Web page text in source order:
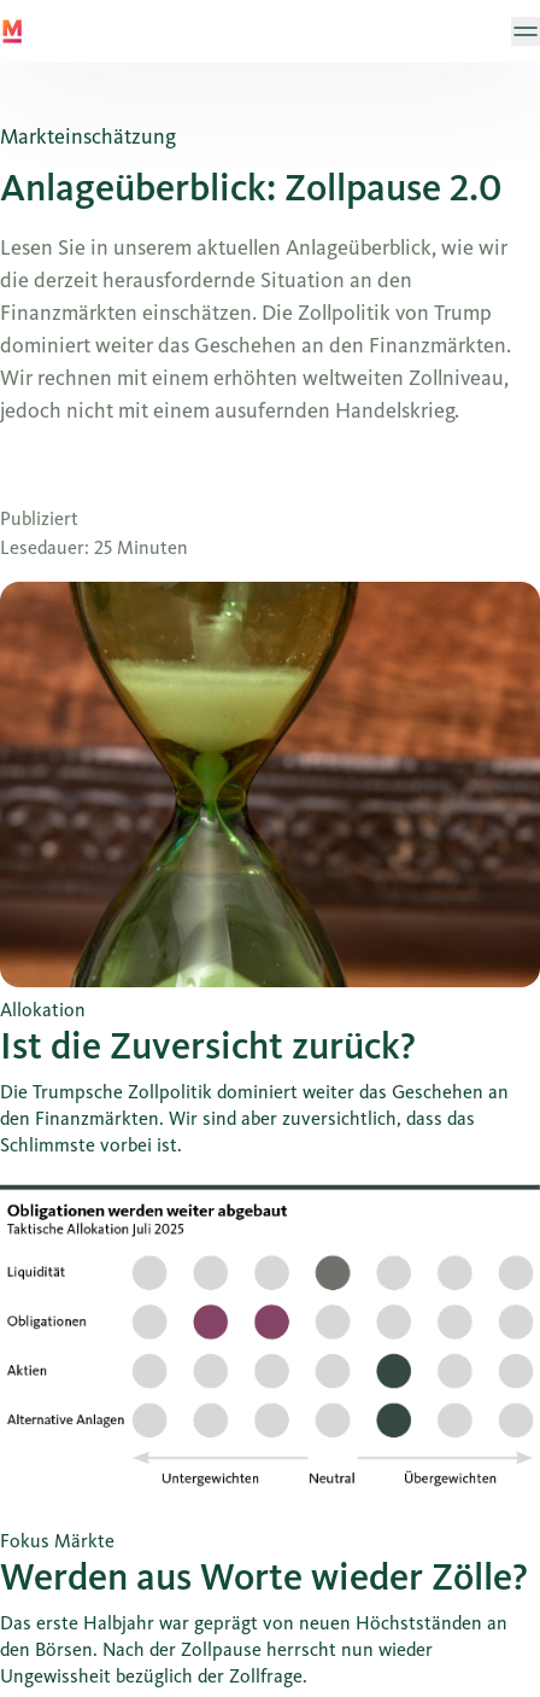
Markteinschätzung
Anlageüberblick: Zollpause 2.0
Lesen Sie in unserem aktuellen Anlageüberblick, wie wir
die derzeit herausfordernde Situation an den
Finanzmärkten einschätzen. Die Zollpolitik von Trump
dominiert weiter das Geschehen an den Finanzmärkten.
Wir rechnen mit einem erhöhten weltweiten Zollniveau,
jedoch nicht mit einem ausufernden Handelskrieg.
Publiziert
Lesedauer: 25 Minuten
Allokation
Ist die Zuversicht zurück?
Die Trumpsche Zollpolitik dominiert weiter das Geschehen an
den Finanzmärkten. Wir sind aber zuversichtlich, dass das
Schlimmste vorbei ist.
Fokus Märkte
Werden aus Worte wieder Zölle?
Das erste Halbjahr war geprägt von neuen Höchstständen an
den Börsen. Nach der Zollpause herrscht nun wieder
Ungewissheit bezüglich der Zollfrage.